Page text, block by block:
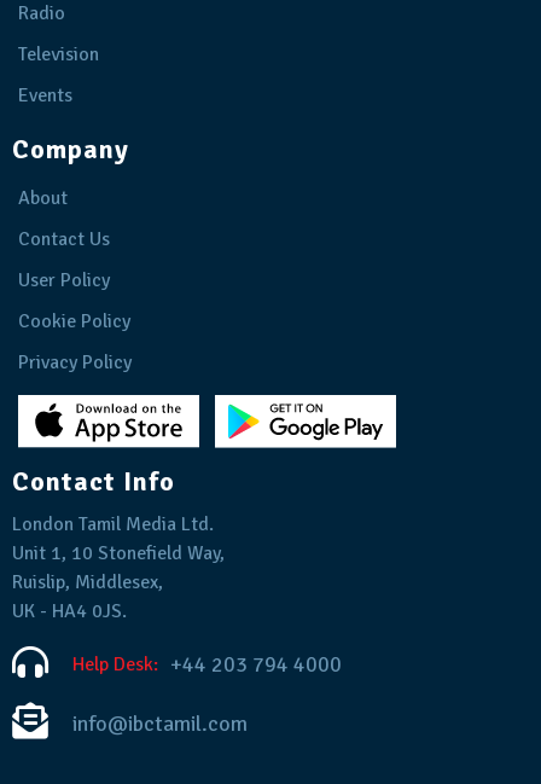
Radio
Television
Events
Company
About
Contact Us
User Policy
Cookie Policy
Privacy Policy
Contact Info
London Tamil Media Ltd.
Unit 1, 10 Stonefield Way,
Ruislip, Middlesex,
UK - HA4 0JS.
Help Desk: +44 203 794 4000
info@ibctamil.com